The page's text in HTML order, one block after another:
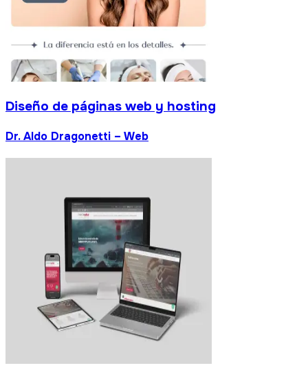
Diseño de páginas web y hosting
Dr. Aldo Dragonetti – Web